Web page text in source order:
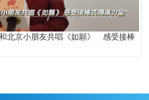
和北京小朋友共唱《如願》 感受接棒